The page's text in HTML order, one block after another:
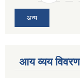
अन्य
आय व्यय विवरण